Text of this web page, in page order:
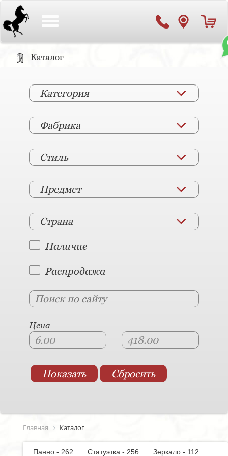
Каталог
Категория
Фабрика
Стиль
Предмет
Страна
Наличие
Распродажа
Цена
Главная Каталог
Панно - 262 Статуэтка - 256
Зеркало - 112